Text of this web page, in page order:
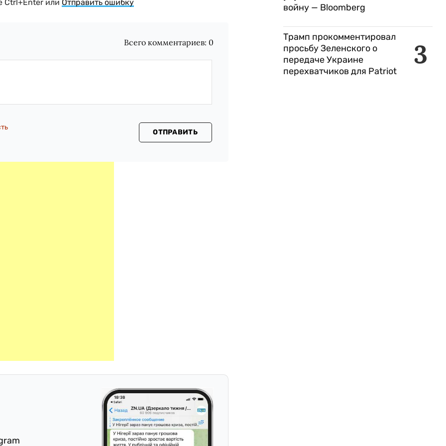
Ctrl+Enter или Отправить ошибку
Всего комментариев: 0
ОТПРАВИТЬ
войну — Bloomberg
3
Трамп прокомментировал
просьбу Зеленского о
передаче Украине
перехватчиков для Patriot